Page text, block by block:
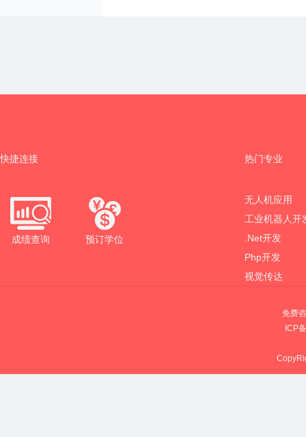
快捷连接
成绩查询 预订学位
热门专业
无人机应用
工业机器人开
.Net开发
Php开发
视觉传达
免费
ICP